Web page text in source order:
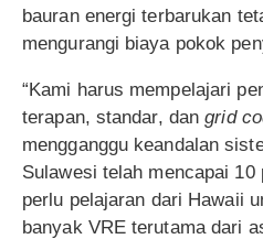
bauran energi terbarukan
mengurangi biaya pokok
“Kami harus mempelajari
terapan, standar, dangrid
mengganggu keandalan
Sulawesi telah mencapai
perlu pelajaran dari Hawaii
banyak VRE terutama dari